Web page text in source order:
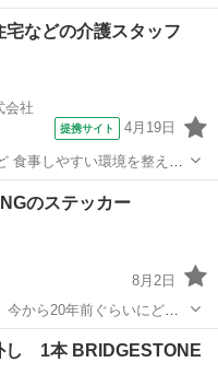
などの介護スタッフ
会社
提携サイト 4月19日
食事しやすい環境を整える
事のお手伝い ●排泄介
伝い ※利用者様によっ
のステッカー
8月2日
今から20年前ぐらいにどこ
ルーを基調としたデザイン
った傷や汚れはなく、状態
リー
1本 BRIDGESTONE